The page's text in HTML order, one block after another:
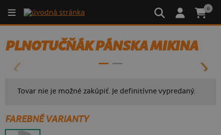
0
PLNOTUČŇÁK PÁNSKA MIKINA
Tovar nie je možné zakúpiť. Je definitívne vypredaný.
FAREBNÉ VARIANTY